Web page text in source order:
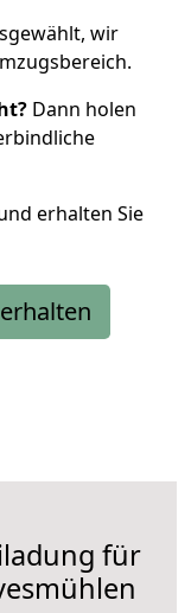
wir
Dann holen
erhalten Sie
für